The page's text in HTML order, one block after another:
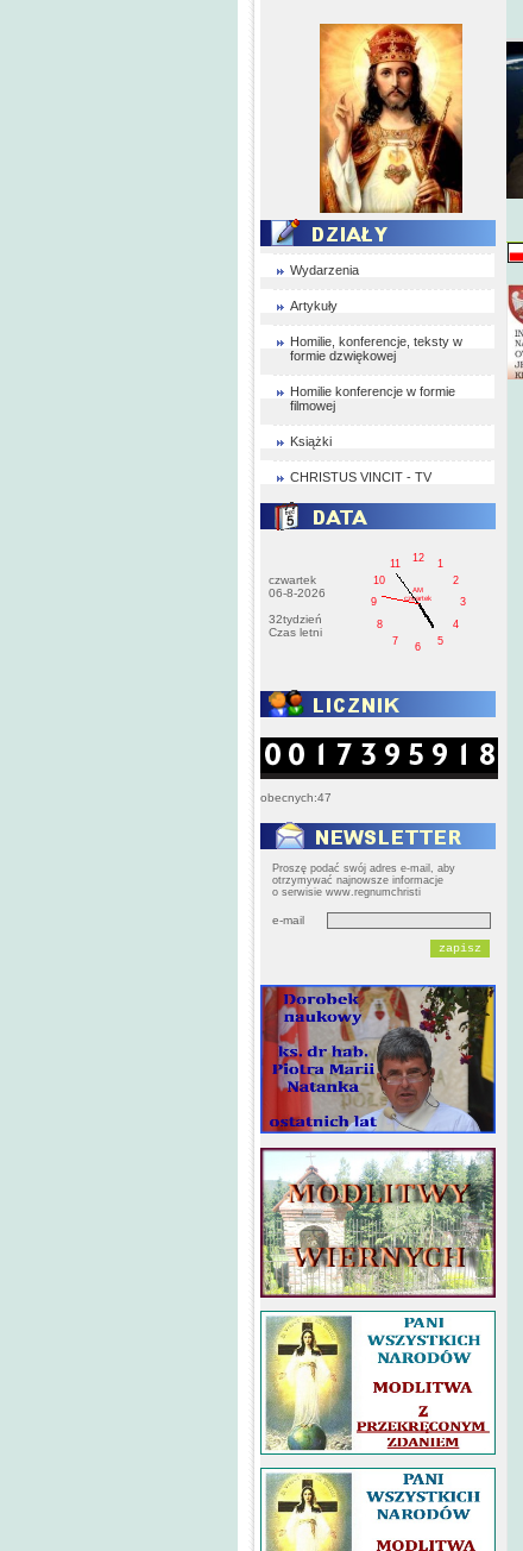
Wydarzenia
Artykuły
Homilie, konferencje, teksty w
formie dzwiękowej
Homilie konferencje w formie
filmowej
Książki
CHRISTUS VINCIT - TV
czwartek
06-8-2026
32tydzień
Czas letni
1
2
3
4
5
6
7
8
9
10
11
12
AM
czwartek
obecnych:47
Proszę podać swój adres e-mail, aby
otrzymywać najnowsze informacje
o serwisie www.regnumchristi
e-mail